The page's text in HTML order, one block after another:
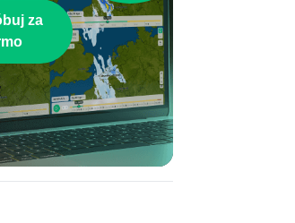
za